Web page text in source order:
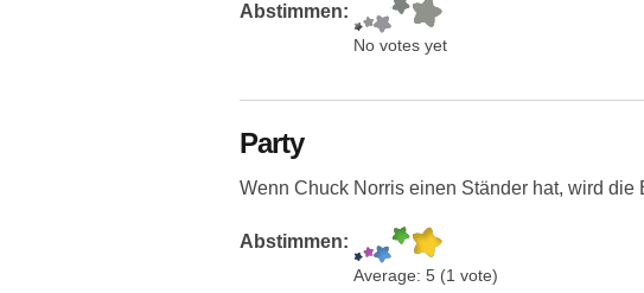
Abstimmen:
No votes yet
Party
Wenn Chuck Norris einen Ständer hat, wird die
Abstimmen:
Average: 5 (1 vote)